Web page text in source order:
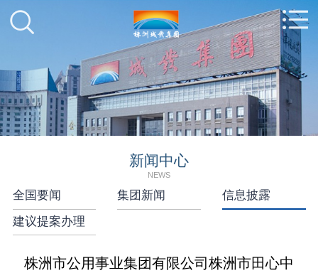
新闻中心
NEWS
全国要闻 集团新闻
信息披露
建议提案办理
株洲市公用事业集团有限公司株洲市田心中